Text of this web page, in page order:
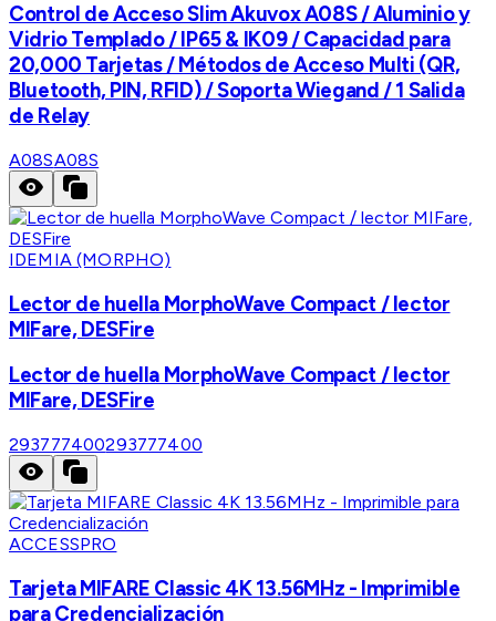
Control de Acceso Slim Akuvox A08S / Aluminio y
Vidrio Templado / IP65 & IK09 / Capacidad para
20,000 Tarjetas / Métodos de Acceso Multi (QR,
Bluetooth, PIN, RFID) / Soporta Wiegand / 1 Salida
de Relay
A08SA08S
IDEMIA (MORPHO)
Lector de huella MorphoWave Compact / lector
MIFare, DESFire
Lector de huella MorphoWave Compact / lector
MIFare, DESFire
293777400293777400
ACCESSPRO
Tarjeta MIFARE Classic 4K 13.56MHz - Imprimible
para Credencialización